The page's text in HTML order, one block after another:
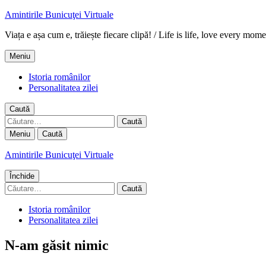
Amintirile Bunicuţei Virtuale
Viața e așa cum e, trăiește fiecare clipă! / Life is life, love every
Meniu
Istoria românilor
Personalitatea zilei
Caută
Caută
după:
Meniu Caută
Amintirile Bunicuţei Virtuale
Închide
Caută
după:
Istoria românilor
Personalitatea zilei
N-am găsit nimic